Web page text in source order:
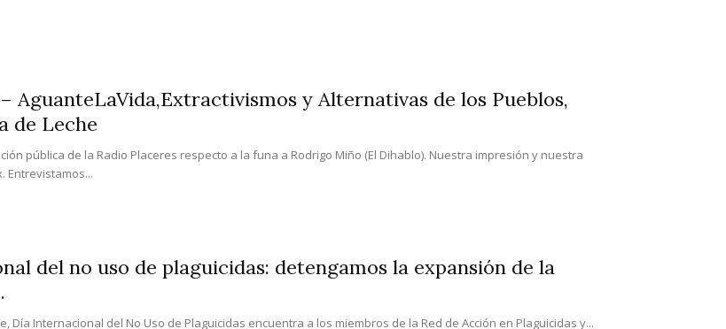
AguanteLaVida,Extractivismos y Alternativas de los Pueblos,
de Leche
pública de la Radio Placeres respecto a la funa a Rodrigo Miño (El Dihablo). Nuestra impresión y nuestra
Entrevistamos...
del no uso de plaguicidas: detengamos la expansión de la
Día Internacional del No Uso de Plaguicidas encuentra a los miembros de la Red de Acción en Plaguicidas y...